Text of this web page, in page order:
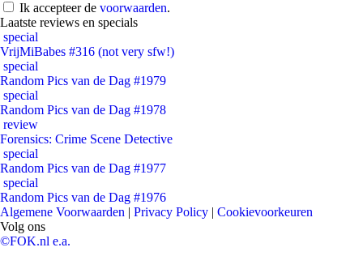
Ik accepteer de voorwaarden.
Laatste reviews en specials
special
VrijMiBabes #316 (not very sfw!)
special
Random Pics van de Dag #1979
special
Random Pics van de Dag #1978
review
Forensics: Crime Scene Detective
special
Random Pics van de Dag #1977
special
Random Pics van de Dag #1976
Algemene Voorwaarden | Privacy Policy | Cookievoorkeuren
Volg ons
©FOK.nl e.a.